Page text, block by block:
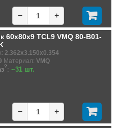
− +
60x80x9 TCL9 VMQ 80-B01-
2.362x3.150x0.354
Материал: VMQ
?: ~31 шт.
− +